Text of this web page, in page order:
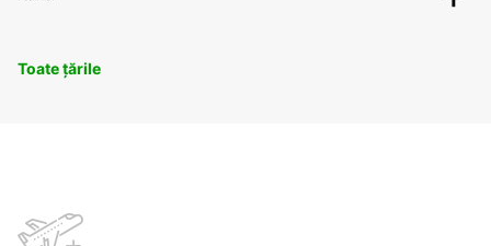
Toate țările